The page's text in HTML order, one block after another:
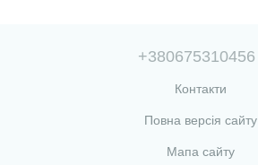
+380675310456
Контакти
Повна версія сайту
Мапа сайту